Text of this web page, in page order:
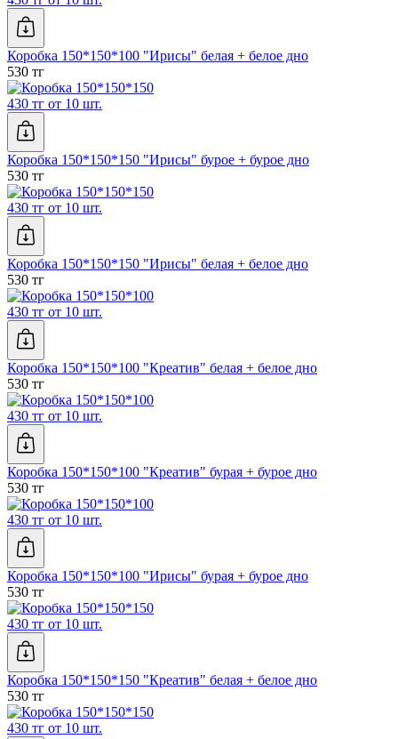
Коробка 150*150*100 "Ирисы" белая + белое дно
530 тг
430 тг от 10 шт.
Коробка 150*150*150 "Ирисы" бурое + бурое дно
530 тг
430 тг от 10 шт.
Коробка 150*150*150 "Ирисы" белая + белое дно
530 тг
430 тг от 10 шт.
Коробка 150*150*100 "Креатив" белая + белое дно
530 тг
430 тг от 10 шт.
Коробка 150*150*100 "Креатив" бурая + бурое дно
530 тг
430 тг от 10 шт.
Коробка 150*150*100 "Ирисы" бурая + бурое дно
530 тг
430 тг от 10 шт.
Коробка 150*150*150 "Креатив" белая + белое дно
530 тг
430 тг от 10 шт.